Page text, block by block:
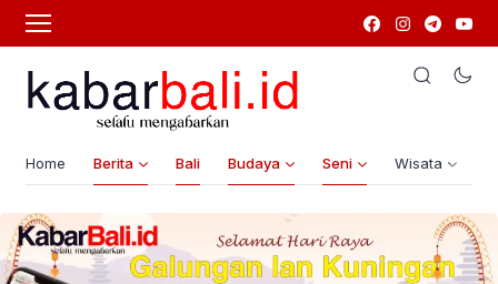
Home Berita Bali Budaya Seni Wisata